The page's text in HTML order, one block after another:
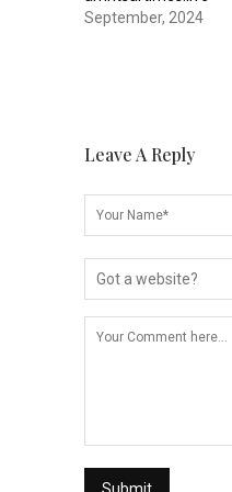
September, 2024
Leave A Reply